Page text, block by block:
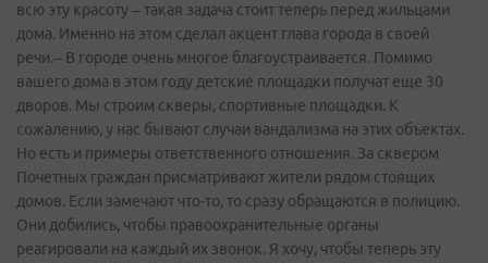
всю эту красоту – такая задача стоит теперь перед жильцами
дома. Именно на этом сделал акцент глава города в своей
речи.– В городе очень многое благоустраивается. Помимо
вашего дома в этом году детские площадки получат еще 30
дворов. Мы строим скверы, спортивные площадки. К
сожалению, у нас бывают случаи вандализма на этих объектах.
Но есть и примеры ответственного отношения. За сквером
Почетных граждан присматривают жители рядом стоящих
домов. Если замечают что-то, то сразу обращаются в полицию.
Они добились, чтобы правоохранительные органы
реагировали на каждый их звонок. Я хочу, чтобы теперь эту